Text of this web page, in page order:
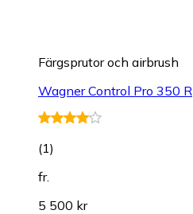
Färgsprutor och airbrush
Wagner Control Pro 350 R
(1)
fr.
5 500 kr